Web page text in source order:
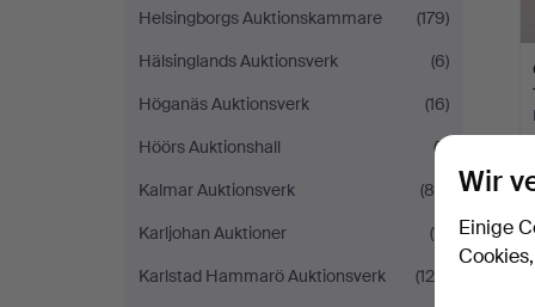
Helsingborgs Auktionskammare
(179)
Hälsinglands Auktionsverk
(6)
Höganäs Auktionsverk
(16)
Höörs Auktionshall
(7)
Kalmar Auktionsverk
(86)
Karljohan Auktioner
(11)
Karlstad Hammarö Auktionsverk
(126)
Wir
Einige